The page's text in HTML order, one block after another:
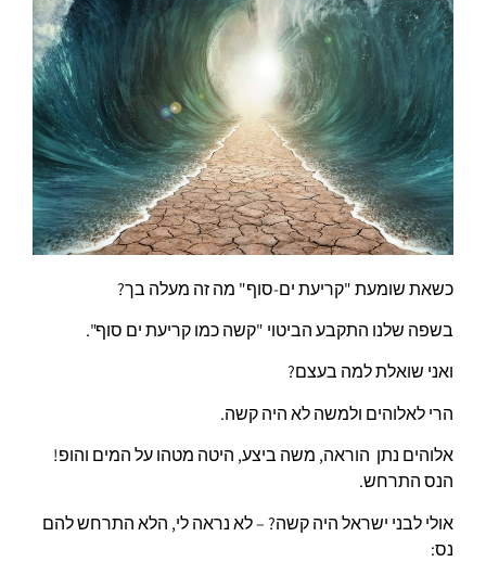
כשאת שומעת "קריעת ים-סוף" מה זה מעלה בך?
בשפה שלנו התקבע הביטוי "קשה כמו קריעת ים סוף".
ואני שואלת למה בעצם?
הרי לאלוהים ולמשה לא היה קשה.
אלוהים נתן הוראה, משה ביצע, היטה מטהו על המים והופ!
הנס התרחש.
אולי לבני ישראל היה קשה? – לא נראה לי, הלא התרחש להם
נס: